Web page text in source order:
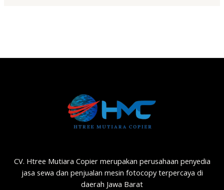
CV. Htree Mutiara Copier merupakan perusahaan penyedia
jasa sewa dan penjualan mesin fotocopy terpercaya di
daerah Jawa Barat